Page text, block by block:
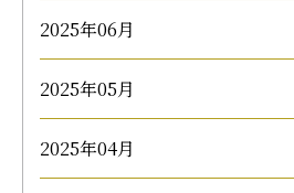
2025年06月
2025年05月
2025年04月